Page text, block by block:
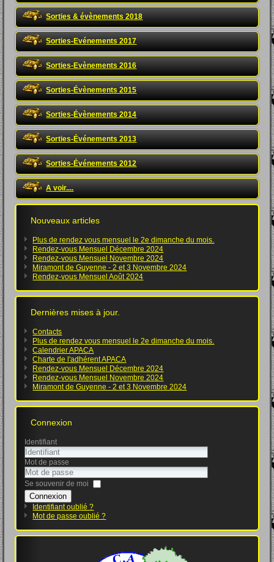
Sorties & évènements 2018
Sorties-Evénements 2017
Sorties-Evènements 2016
Sorties-Évènements 2015
Sorties-Évènements 2014
Sorties-Événements 2013
Sorties-Événements 2012
A voir....
Nouveaux articles
Plus de rendez vous mensuel le 2e dimanche du mois.
Rendez-vous Mensuel Décembre 2024
Rendez-vous Mensuel Novembre 2024
Miramont de Guyenne - 2 et 3 Novembre 2024
Rendez-vous Mensuel Août 2024
Dernières mises à jour.
Contacts
Plus de rendez vous mensuel le 2e dimanche du mois.
Calendrier APACA
Charte de l'adhérent APACA
Rendez-vous Mensuel Décembre 2024
Rendez-vous Mensuel Novembre 2024
Miramont de Guyenne - 2 et 3 Novembre 2024
Connexion
Identifiant
Mot de passe
Se souvenir de moi
Connexion
Identifiant oublié ?
Mot de passe oublié ?